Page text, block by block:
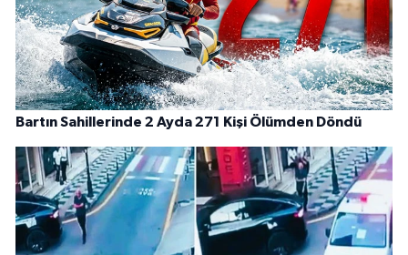
Bartın Sahillerinde 2 Ayda 271 Kişi Ölümden Döndü